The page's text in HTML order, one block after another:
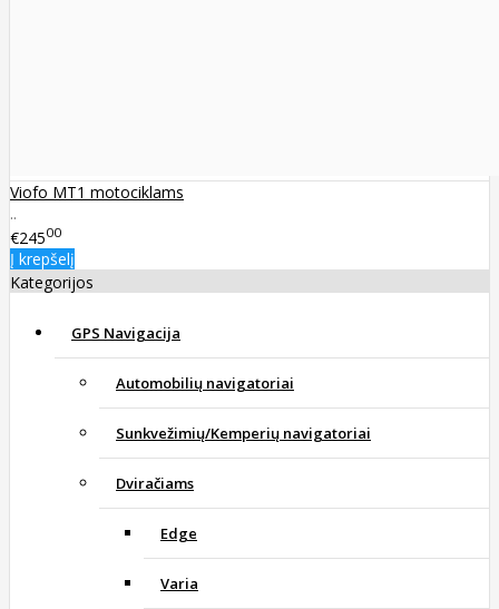
Viofo MT1 motociklams
..
€24500
Į krepšelį
Kategorijos
GPS Navigacija
Automobilių navigatoriai
Sunkvežimių/Kemperių navigatoriai
Dviračiams
Edge
Varia